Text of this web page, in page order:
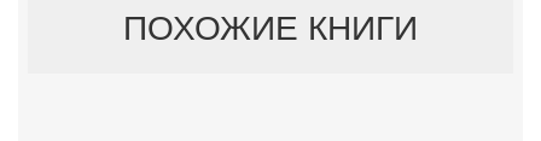
ПОХОЖИЕ КНИГИ